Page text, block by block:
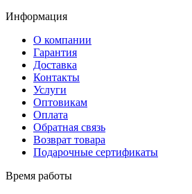
Информация
О компании
Гарантия
Доставка
Контакты
Услуги
Оптовикам
Оплата
Обратная связь
Возврат товара
Подарочные сертификаты
Время работы